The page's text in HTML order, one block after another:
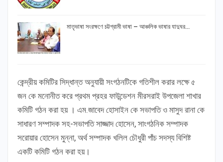
মাতৃভাষা সংরক্ষণে চট্টগ্রামী ভাষা – আঞ্চলিক ভাষার যাদুঘর…
কেন্দ্রীয় কমিটির সিদ্ধান্ত অনুযায়ী সংগঠনটিকে গতিশীল করার লক্ষে ৫
জন কে মনোনীত করে প্রথম প্রহর ফাউন্ডেশন মীরসরাই উপজেলা শাখার
কমিটি গঠন করা হয় । এম.জাবেদ হোসাইন কে সভাপতি ও মাসুদ রানা কে
সাধারণ সম্পাদক সহ-সভাপতি সাজ্জাদ হোসেন, সাংগঠনিক সম্পাদক
সরোয়ার হোসেন মুন্না, অর্থ সম্পাদক খলিল চৌধুরী পাঁচ সদস্য বিশিষ্ট
একটি কমিটি গঠন করা হয়।